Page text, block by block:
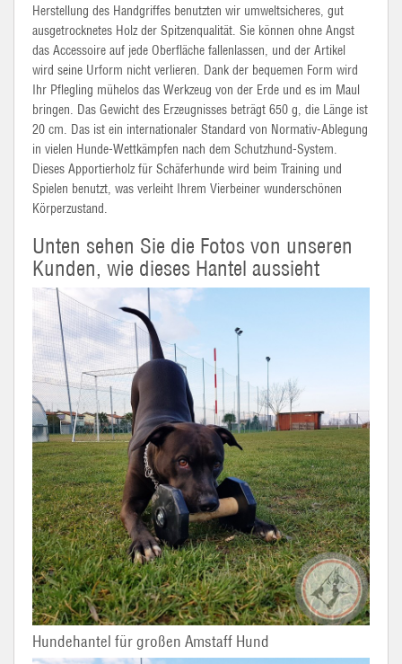
Herstellung des Handgriffes benutzten wir umweltsicheres, gut
ausgetrocknetes Holz der Spitzenqualität. Sie können ohne Angst
das Accessoire auf jede Oberfläche fallenlassen, und der Artikel
wird seine Urform nicht verlieren. Dank der bequemen Form wird
Ihr Pflegling mühelos das Werkzeug von der Erde und es im Maul
bringen. Das Gewicht des Erzeugnisses beträgt 650 g, die Länge ist
20 cm. Das ist ein internationaler Standard von Normativ-Ablegung
in vielen Hunde-Wettkämpfen nach dem Schutzhund-System.
Dieses Apportierholz für Schäferhunde wird beim Training und
Spielen benutzt, was verleiht Ihrem Vierbeiner wunderschönen
Körperzustand.
Unten sehen Sie die Fotos von unseren
Kunden, wie dieses Hantel aussieht
Hundehantel für großen Amstaff Hund